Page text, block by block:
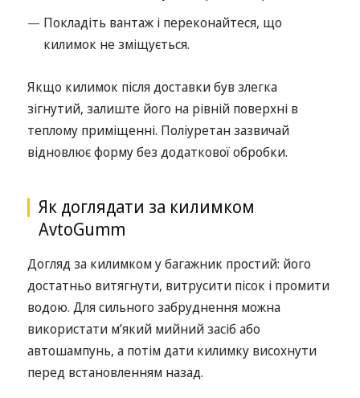
Покладіть вантаж і переконайтеся, що
килимок не зміщується.
Якщо килимок після доставки був злегка
зігнутий, залиште його на рівній поверхні в
теплому приміщенні. Поліуретан зазвичай
відновлює форму без додаткової обробки.
Як доглядати за килимком
AvtoGumm
Догляд за килимком у багажник простий: його
достатньо витягнути, витрусити пісок і промити
водою. Для сильного забруднення можна
використати м’який мийний засіб або
автошампунь, а потім дати килимку висохнути
перед встановленням назад.